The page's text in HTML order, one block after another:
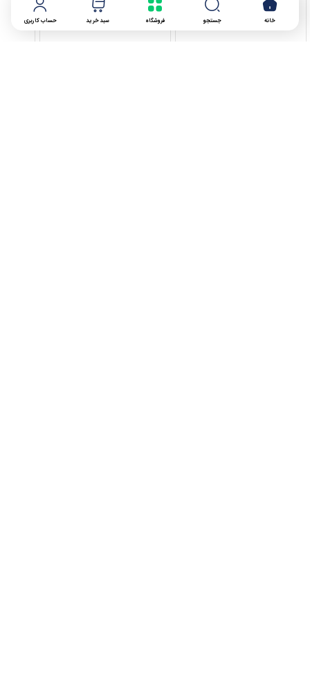
خانه جستجو فروشگاه سبد خرید حساب کاربری